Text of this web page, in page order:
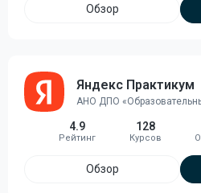
Обзор
Яндекс Практикум
АНО ДПО
4.9 128
Обзор